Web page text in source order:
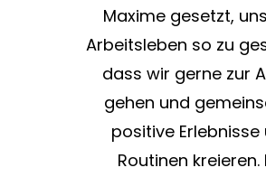
Maxime gesetzt,
Arbeitsleben so zu
dass wir gerne zur
gehen und
positive Erlebnisse
Routinen kreieren.